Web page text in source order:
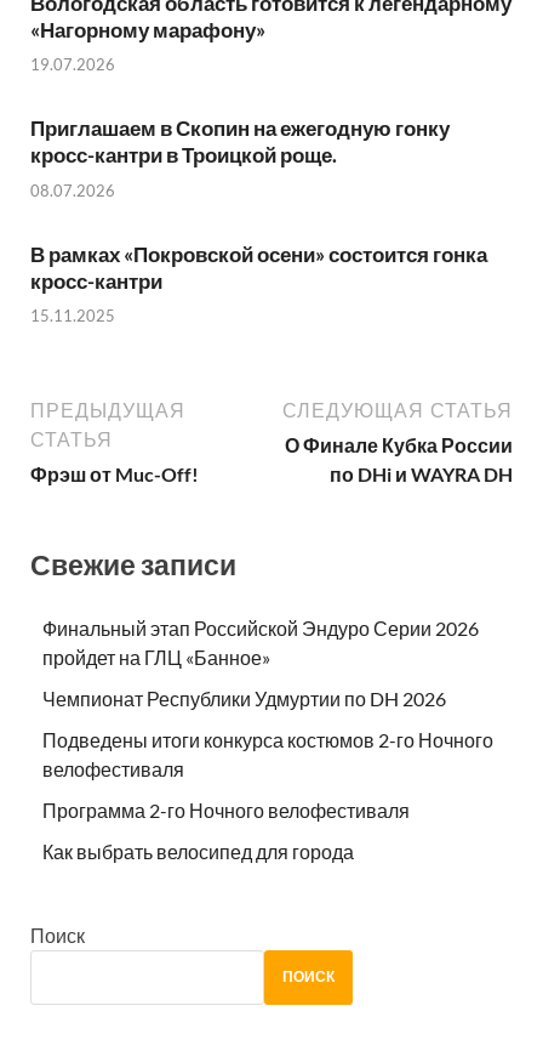
«Нагорному марафону»
19.07.2026
Приглашаем в Скопин на ежегодную гонку
кросс-кантри в Троицкой роще.
08.07.2026
В рамках «Покровской осени» состоится гонка
кросс-кантри
15.11.2025
ПРЕДЫДУЩАЯ
СТАТЬЯ
Фрэш от Muc-Off!
СЛЕДУЮЩАЯ СТАТЬЯ
О Финале Кубка России
по DHi и WAYRA DH
Свежие записи
Финальный этап Российской Эндуро Серии 2026
пройдет на ГЛЦ «Банное»
Чемпионат Республики Удмуртии по DH 2026
Подведены итоги конкурса костюмов 2-го Ночного
велофестиваля
Программа 2-го Ночного велофестиваля
Как выбрать велосипед для города
Поиск
ПОИСК